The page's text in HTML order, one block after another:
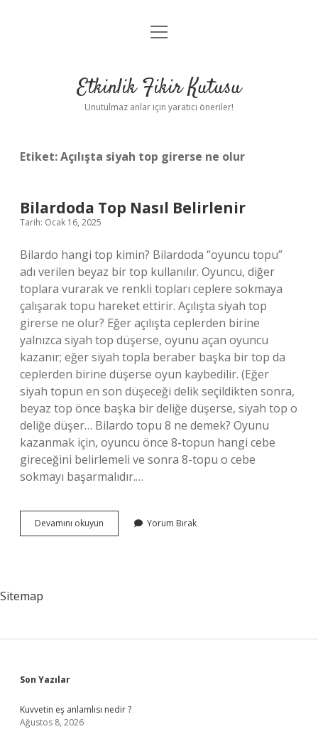
Anasayfa
Yasal Uyarı
menüyü
Etkinlik Fikir Kutusu
Unutulmaz anlar için yaratıcı öneriler!
Etiket:Açılışta siyah top girerse ne olur
Bilardoda Top Nasıl Belirlenir
Tarih: Ocak 16, 2025
Bilardo hangi top kimin? Bilardoda “oyuncu topu”
adı verilen beyaz bir top kullanılır. Oyuncu, diğer
toplara vurarak ve renkli topları ceplere sokmaya
çalışarak topu hareket ettirir. Açılışta siyah top
girerse ne olur? Eğer açılışta ceplerden birine
yalnızca siyah top düşerse, oyunu açan oyuncu
kazanır; eğer siyah topla beraber başka bir top da
ceplerden birine düşerse oyun kaybedilir. (Eğer
siyah topun en son düşeceği delik seçildikten sonra,
beyaz top önce başka bir deliğe düşerse, siyah top o
deliğe düşer… Bilardo topu 8 ne demek? Oyunu
kazanmak için, oyuncu önce 8-topun hangi cebe
gireceğini belirlemeli ve sonra 8-topu o cebe
sokmayı başarmalıdır.…
Devamını okuyun Bilardoda
Top
Yorum Bırak
Sitemap
Sidebar
Son Yazılar
Kuvvetin eş anlamlısı nedir ?
Ağustos 8, 2026